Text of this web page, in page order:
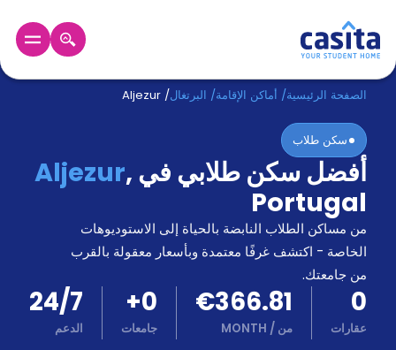
الرئيسية عربي EUR
دخول
حجز
السكن
نحن؟
المدونة
أخبر
أصدقائك
اكسب
كن
الصفحة الرئيسية/ أماكن الإقامة/ البرتغال/
Aljezur
سكن طلاب
أفضل سكن طلابي في Aljezur,
Portugal
من مساكن الطلاب النابضة بالحياة إلى الاستوديوهات
الخاصة - اكتشف غرفًا معتمدة وبأسعار معقولة بالقرب
من جامعتك.
0
عقارات
€366.81
من /
MONTH
0
+
جامعات
24/7
الدعم